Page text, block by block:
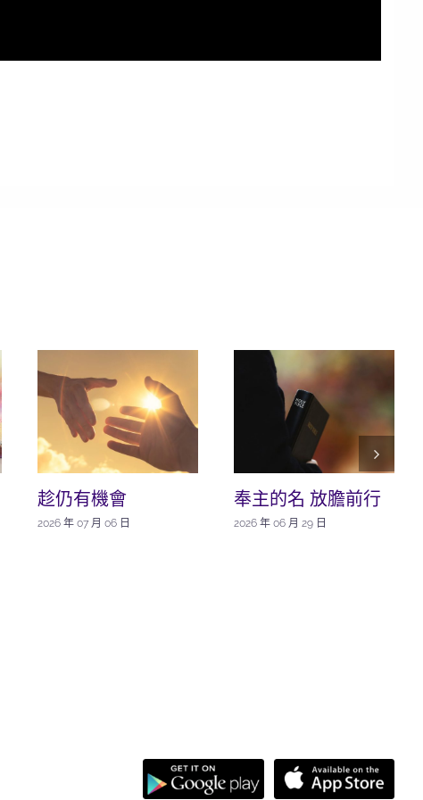
趁仍有機會
2026 年 07 月 06 日
奉主的名 放膽前行
2026 年 06 月 29 日